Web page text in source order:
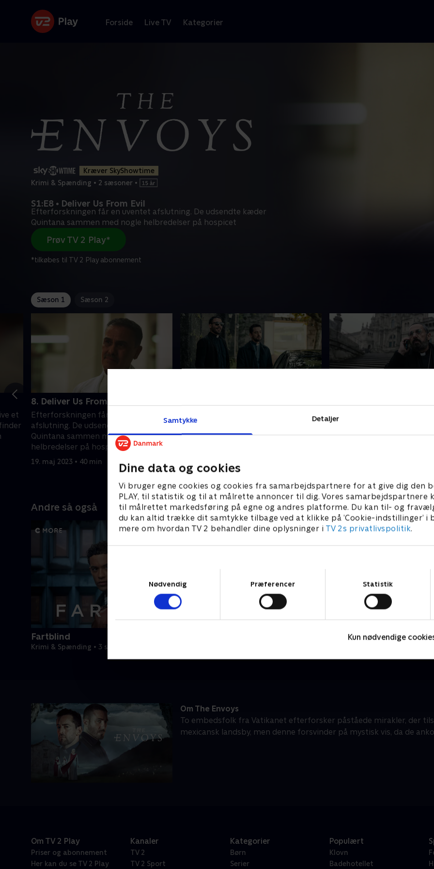
Samtykke Detaljer
Dine data og cookies
Vi bruger egne cookies og cookies fra samarbejdspartnere for at give dig den
PLAY, til statistik og til at målrette annoncer til dig. Vores samarbejdspartnere
til målrettet markedsføring på egne og andres platforme. Du kan til- og
du kan altid trække dit samtykke tilbage ved at klikke på ’Cookie-indstillinger’ i
mere om hvordan TV 2 behandler dine oplysninger i TV 2s privatlivspolitik.
Nødvendig
Præferencer Statistik
Kun nødvendige
Forside Live TV Kategorier
Kræver SkyShowtime
Krimi & Spænding • 2 sæsoner •
S1:E8 • Deliver Us From Evil
Efterforskningen får en uventet afslutning. De udsendte kæder
Quintana sammen med nogle helbredelser på hospicet
Prøv TV 2 Play*
*tilkøbes til TV 2 Play abonnement
Sæson 1 Sæson 2
et
8. Deliver Us From Evil
Efterforskningen får en uventet
afslutning. De udsendte kæder
Quintana sammen med nogle
helbredelser på hospicet
19. maj 2023 • 40 min
Præsterne ankommer til Porto da Lúa
i Galicien for at undersøge et påstået
mirakel. .
Efter at have fundet Joaquín
Bustamantes lig får Salinas
Andre så også
Fartblind
Krimi & Spænding • 3 sæsoner
Om The Envoys
To embedsfolk fra Vatikanet efterforsker påståede mirakler, der
mexicansk landsby, men denne forsvinder på mystisk vis, da de
Om TV 2 Play
Priser og abonnement
Her kan du se TV 2 Play
Kanaler
TV 2
TV 2 Sport
Kategorier
Børn
Serier
Populært
Klovn
Badehotellet